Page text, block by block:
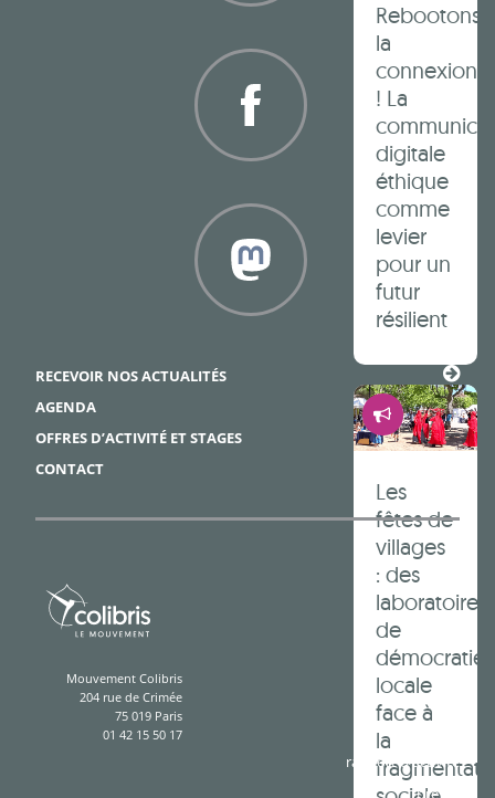
Rebootons
la
connexion
! La
digitale
éthique
comme
levier
pour un
futur
résilient
Les
fêtes de
villages
: des
laboratoires
de
démocratie
locale
face à
la
Mouvement Colibris
204 rue de Crimée
75 019 Paris
01 42 15 50 17
RECEVOIR NOS ACTUALITÉS
AGENDA
OFFRES D’ACTIVITÉ ET STAGES
CONTACT
rapport d'activité
presse